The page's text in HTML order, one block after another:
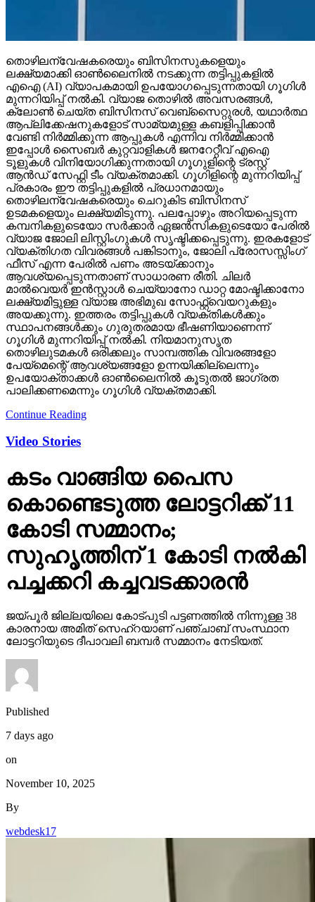
തൊഴിലന്വേഷകരെയും ബിസിനസുകളെയും
ലക്ഷ്യമാക്കി ഓണ്‍ലൈനില്‍ നടക്കുന്ന തട്ടിപ്പുകളില്‍
എഐ (AI) വ്യാപകമായി ഉപയോഗപ്പെടുന്നതായി ഗൂഗിള്‍
മുന്നറിയിപ്പ് നല്‍കി. വ്യാജ തൊഴില്‍ അവസരങ്ങള്‍,
ക്ലോണ്‍ ചെയ്ത ബിസിനസ് വെബ്‌സൈറ്റുരള്‍, യഥാര്‍ത്ഥ
ആപ്ലിക്കേഷനുകളോട് സാമ്യമുള്ള കബളിപ്പിക്കാന്‍
വേണ്ടി നിര്‍മ്മിക്കുന്ന ആപ്പുകള്‍ എന്നിവ നിര്‍മ്മിക്കാന്‍
ഇപ്പോള്‍ സൈബര്‍ കുറ്റവാളികള്‍ ജനറേറ്റീവ് എഐ
ടൂളുകള്‍ വിനിയോഗിക്കുന്നതായി ഗൂഗുളിന്റെ ട്രസ്റ്റ്
ആന്‍ഡ് സേഫ്റ്റി ടീം വ്യക്തമാക്കി. ഗൂഗിളിന്റെ മുന്നറിയിപ്പ്
പ്രകാരം ഈ തട്ടിപ്പുകളില്‍ പ്രധാനമായും
തൊഴിലന്വേഷകരെയും ചെറുകിട ബിസിനസ്
ഉടമകളെയും ലക്ഷ്യമിടുന്നു. പലപ്പോഴും അറിയപ്പെടുന്ന
കമ്പനികളുടെയോ സര്‍ക്കാര്‍ ഏജന്‍സികളുടെയോ പേരില്‍
വ്യാജ ജോലി ലിസ്റ്റിംഗുകള്‍ സൃഷ്ടിക്കപ്പെടുന്നു. ഇരകളോട്
വ്യക്തിഗത വിവരങ്ങള്‍ പങ്കിടാനും, ജോലി പ്രോസസ്സിംഗ്
ഫീസ് എന്ന പേരില്‍ പണം അടയ്ക്കാനും
ആവശ്യപ്പെടുന്നതാണ് സാധാരണ രീതി. ചിലര്‍
മാല്‍വെയര്‍ ഇന്‍സ്റ്റാള്‍ ചെയ്യാനോ ഡാറ്റ മോഷ്ടിക്കാനോ
ലക്ഷ്യമിട്ടുള്ള വ്യാജ അഭിമുഖ സോഫ്റ്റ്‌വെയറുകളും
അയക്കുന്നു. ഇത്തരം തട്ടിപ്പുകള്‍ വ്യക്തികള്‍ക്കും
സ്ഥാപനങ്ങള്‍ക്കും ഗുരുതരമായ ഭീഷണിയാണെന്ന്
ഗൂഗിള്‍ മുന്നറിയിപ്പ് നല്‍കി. നിയമാനുസൃത
തൊഴിലുടമകള്‍ ഒരിക്കലും സാമ്പത്തിക വിവരങ്ങളോ
പേയ്‌മെന്റെ് ആവശ്യങ്ങളോ ഉന്നയിക്കില്ലെന്നും
ഉപയോക്താക്കള്‍ ഓണ്‍ലൈനില്‍ കൂടുതല്‍ ജാഗ്രത
പാലിക്കണമെന്നും ഗൂഗിള്‍ വ്യക്തമാക്കി.
Continue Reading
Video Stories
കടം വാങ്ങിയ പൈസ
കൊണ്ടെടുത്ത ലോട്ടറിക്ക് 11
കോടി സമ്മാനം;
സുഹൃത്തിന് 1 കോടി നല്‍കി
പച്ചക്കറി കച്ചവടക്കാരന്‍
ജയ്പൂര്‍ ജില്ലയിലെ കോട്പുടി പട്ടണത്തില്‍ നിന്നുള്ള 38
കാരനായ അമിത് സെഹ്‌റയാണ് പഞ്ചാബ് സംസ്ഥാന
ലോട്ടറിയുടെ ദീപാവലി ബമ്പര്‍ സമ്മാനം നേടിയത്.
Published
7 days ago
on
November 10, 2025
By
webdesk17